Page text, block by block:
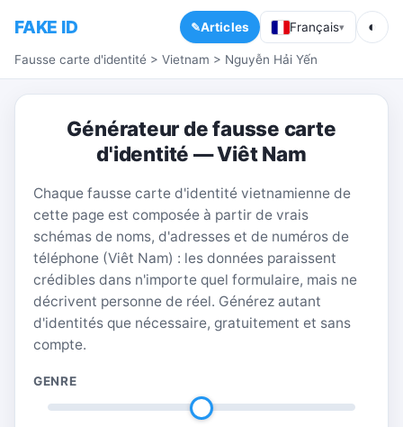
FAKE ID Articles Français▾ ◐
Fausse carte d'identité > Vietnam > Nguyễn Hải Yến
Générateur de fausse carte
d'identité — Viêt Nam
Chaque fausse carte d'identité vietnamienne de
cette page est composée à partir de vrais
schémas de noms, d'adresses et de numéros de
téléphone (Viêt Nam) : les données paraissent
crédibles dans n'importe quel formulaire, mais ne
décrivent personne de réel. Générez autant
d'identités que nécessaire, gratuitement et sans
compte.
GENRE